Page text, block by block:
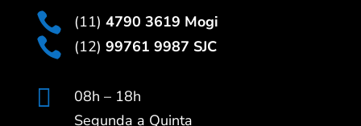
 (11) 4790 3619 Mogi
 (12) 99761 9987 SJC

08h – 18h
Segunda a Quinta